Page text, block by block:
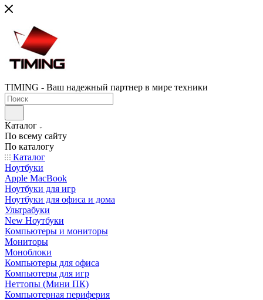
TIMING - Ваш надежный партнер в мире техники
Каталог
По всему сайту
По каталогу
Каталог
Ноутбуки
Apple MacBook
Ноутбуки для игр
Ноутбуки для офиса и дома
Ультрабуки
New Ноутбуки
Компьютеры и мониторы
Мониторы
Моноблоки
Компьютеры для офиса
Компьютеры для игр
Неттопы (Мини ПК)
Компьютерная периферия